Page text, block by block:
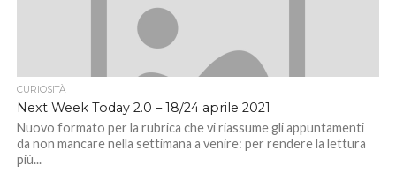
CURIOSITÀ
Next Week Today 2.0 – 18/24 aprile 2021
Nuovo formato per la rubrica che vi riassume gli appuntamenti
da non mancare nella settimana a venire: per rendere la lettura
più...